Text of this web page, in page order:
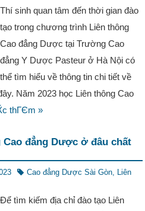
Thí sinh quan tâm đến thời gian đào
tạo trong chương trình Liên thông
Cao đẳng Dược tại Trường Cao
đẳng Y Dược Pasteur ở Hà Nội có
thể tìm hiểu về thông tin chi tiết về
Năm 2023 học Liên thông Cao
thГЄm »
Cao đẳng Dược ở đâu chất
Cao đẳng Dược Sài Gòn, Liên
Để tìm kiếm địa chỉ đào tạo Liên